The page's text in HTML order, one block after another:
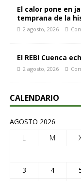
El calor pone en
temprana de la
2 agosto, 2026
El REBI Cuenca
2 agosto, 2026
CALENDARIO
AGOSTO 2026
L
M
3
4